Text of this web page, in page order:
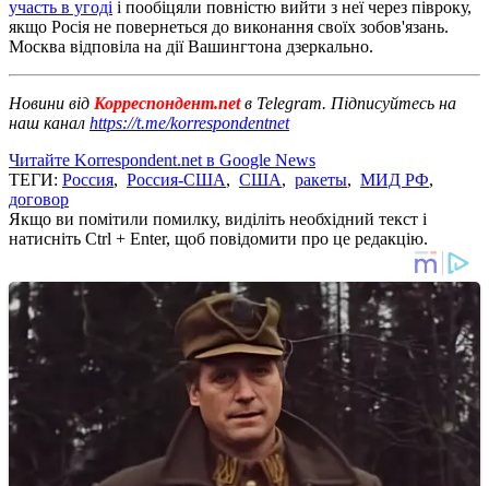
участь в угоді і пообіцяли повністю вийти з неї через півроку,
якщо Росія не повернеться до виконання своїх зобов'язань.
Москва відповіла на дії Вашингтона дзеркально.
Новини від Корреспондент.netв Telegram. Підписуйтесь на
наш канал https://t.me/korrespondentnet
Читайте Korrespondent.net в Google News
ТЕГИ: Россия, Россия-США, США, ракеты, МИД РФ,
договор
Якщо ви помітили помилку, виділіть необхідний текст і
натисніть Ctrl + Enter, щоб повідомити про це редакцію.